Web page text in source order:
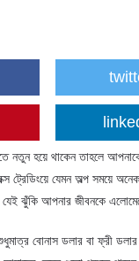
নতুন হয়ে থাকেন তাহলে
ট্রেডিংয়ে যেমন অল্প সময়ে
ঝুঁকি আপনার জীবনকে
বোনাস ডলার বা ফ্রী ডলার